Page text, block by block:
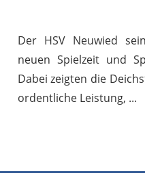
Der HSV Neuwied
neuen Spielzeit und
Dabei zeigten die
ordentliche Leistung,